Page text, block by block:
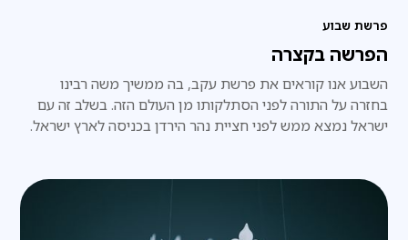
פרשת שבוע
הפרשה בקצרה
השבוע אנו קוראים את פרשת עקב, בה ממשיך משה רבינו
בחזרה על התורה לפני הסתלקותו מן העולם הזה. בשלב זה עם
ישראל נמצא ממש לפני חציית נהר הירדן בכניסה לארץ ישראל.